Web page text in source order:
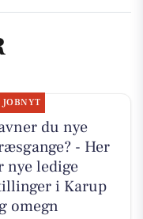
JOBNYT
du nye
- Her
nye ledige
i Karup
omegn